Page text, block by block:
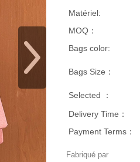
Matériel:
MOQ：
Bags color:
Bags Size：
Selected ：
Delivery Time：
Payment Terms：
Fabriqué par